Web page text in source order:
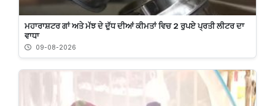
ਮਹਾਰਾਸ਼ਟਰ ਗਾਂ ਅਤੇ ਮੱਝ ਦੇ ਦੁੱਧ ਦੀਆਂ ਕੀਮਤਾਂ ਵਿਚ 2 ਰੁਪਏ ਪ੍ਰਤੀ ਲੀਟਰ ਦਾ
ਵਾਧਾ
09-08-2026